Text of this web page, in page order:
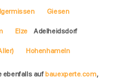
Giesen
Elze Adelheidsdorf
Hohenhameln
ebenfalls auf bauexperte.com,